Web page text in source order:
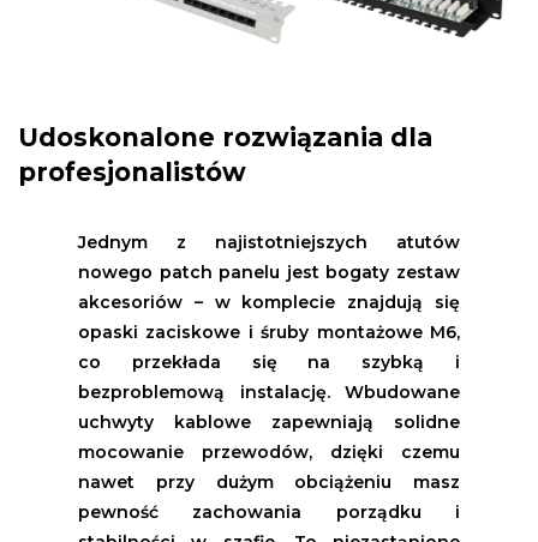
Udoskonalone rozwiązania dla
profesjonalistów
Jednym z najistotniejszych atutów
nowego patch panelu jest bogaty zestaw
akcesoriów – w komplecie znajdują się
opaski zaciskowe i śruby montażowe M6,
co przekłada się na szybką i
bezproblemową instalację. Wbudowane
uchwyty kablowe zapewniają solidne
mocowanie przewodów, dzięki czemu
nawet przy dużym obciążeniu masz
pewność zachowania porządku i